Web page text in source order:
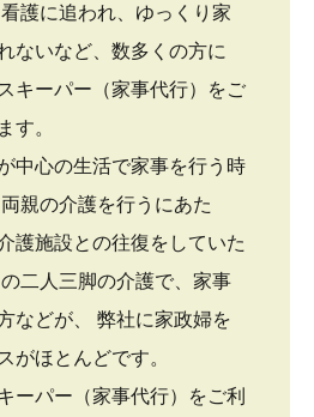
護に追われ、ゆっくり家
ないなど、数多くの方に
キーパー（家事代行）をご
す。
中心の生活で家事を行う時
親の介護を行うにあた
護施設との往復をしていた
二人三脚の介護で、家事
などが、 弊社に家政婦を
がほとんどです。
ーパー（家事代行）をご利